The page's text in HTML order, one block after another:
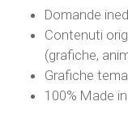
Domande
Contenuti
(grafiche,
Grafiche
100% Made